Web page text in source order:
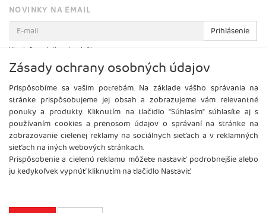
NOVINKY NA EMAIL
Prihlásenie
Viac informácií o tejto službe
Zásady ochrany osobných údajov
Prispôsobíme sa vašim potrebám. Na základe vášho správania na
stránke prispôsobujeme jej obsah a zobrazujeme vám relevantné
ponuky a produkty. Kliknutím na tlačidlo "Súhlasím" súhlasíte aj s
používaním cookies a prenosom údajov o správaní na stránke na
zobrazovanie cielenej reklamy na sociálnych sieťach a v reklamných
sieťach na iných webových stránkach.
Prispôsobenie a cielenú reklamu môžete nastaviť podrobnejšie alebo
ju kedykoľvek vypnúť kliknutím na tlačidlo Nastaviť.